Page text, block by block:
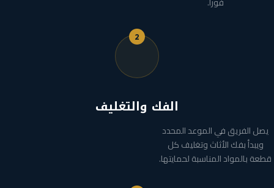
2
الفك والتغليف
يصل الفريق في الموعد المحدد
ويبدأ بفك الأثاث وتغليف كل
قطعة بالمواد المناسبة لحمايتها.